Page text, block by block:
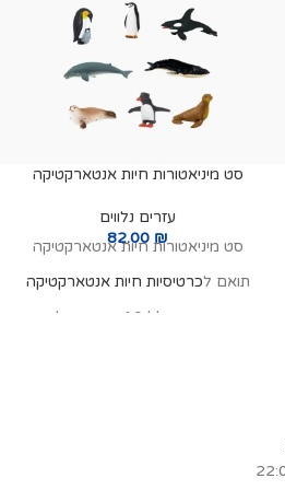
סט מיניאטורות חיות אנטארקטיקה
עזרים נלווים
82.00₪
סט מיניאטורות חיות אנטארקטיקה
תואם לכרטיסיות חיות אנטארקטיקה
סט זה כולל 10 דגמים של: